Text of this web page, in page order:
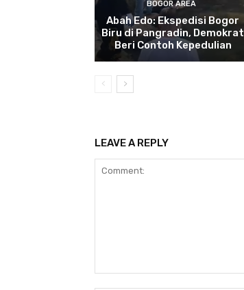
BOGOR AREA
Abah Edo: Ekspedisi Bogor
Biru di Pangradin, Demokrat
Beri Contoh Kepedulian
LEAVE A REPLY